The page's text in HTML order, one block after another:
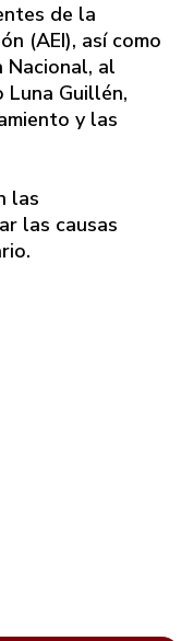
de la
(AEI), así como
Nacional, al
Luna Guillén,
y las
las
las causas